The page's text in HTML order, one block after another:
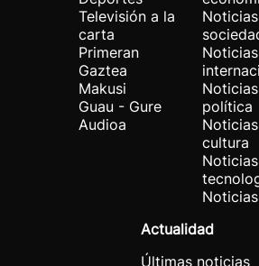
Televisión a la
carta
Primeran
Gaztea
Makusi
Guau - Gure
Audioa
Noticias
política
cultura
Actualidad
Últimas noticias